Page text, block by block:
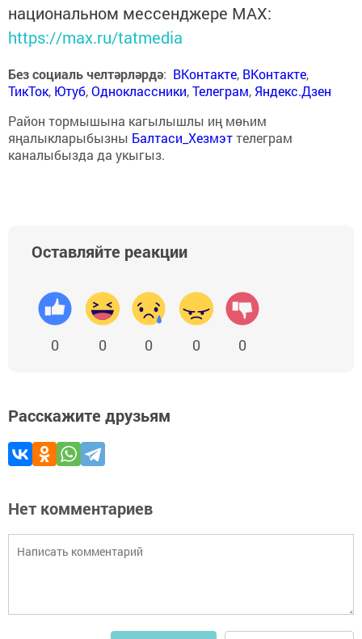
национальном мессенджере MАХ:
https://max.ru/tatmedia
Без социаль челтәрләрдә: ВКонтакте, ВКонтакте,
ТикТок, Ютуб,Одноклассники,Телеграм, Яндекс.Дзен
Район тормышына кагылышлы иң мөһим
яңалыкларыбызны Балтаси_Хезмэттелеграм
каналыбызда да укыгыз.
Оставляйте реакции
0 0 0 0 0
Расскажите друзьям
Нет комментариев